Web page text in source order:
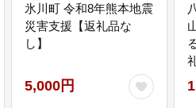
氷川町 令和8年熊本地震
災害支援【返礼品な
し】
5,000円